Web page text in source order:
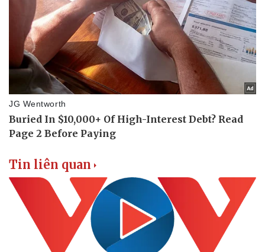
Tin liên quan